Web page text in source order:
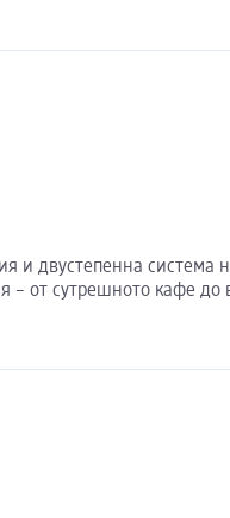
и двустепенна
– от сутрешното кафе до